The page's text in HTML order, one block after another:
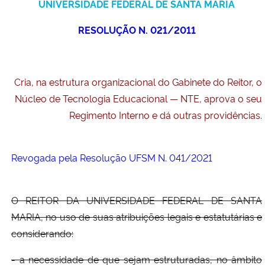
Ministério da Cidadania
Ministério da Ciência, Tecnologia, Inovações e Comunicações
Ministério do Turismo
Ministério do Desenvolvimento Regional
Controladoria-Geral da União
Ministério da Mulher, da Família e dos Direitos Humanos
UNIVERSIDADE FEDERAL DE SANTA MARIA
RESOLUÇÃO N. 021/2011
Cria, na estrutura organizacional do Gabinete do Reitor, o
Núcleo de Tecnologia Educacional — NTE, aprova o seu
Regimento Interno e dá outras providências.
Revogada pela Resolução UFSM N. 041/2021
O REITOR DA UNIVERSIDADE FEDERAL DE SANTA
MARIA, no uso de suas atribuições legais e estatutárias e
considerando:
- a necessidade de que sejam estruturadas, no âmbito